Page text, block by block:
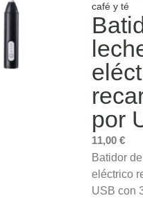
café y té
por
11,00€
Batidor
eléctrico
USB con